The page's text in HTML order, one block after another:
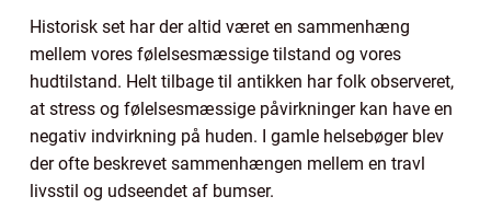
Historisk set har der altid været en sammenhæng
mellem vores følelsesmæssige tilstand og vores
hudtilstand. Helt tilbage til antikken har folk observeret,
at stress og følelsesmæssige påvirkninger kan have en
negativ indvirkning på huden. I gamle helsebøger blev
der ofte beskrevet sammenhængen mellem en travl
livsstil og udseendet af bumser.